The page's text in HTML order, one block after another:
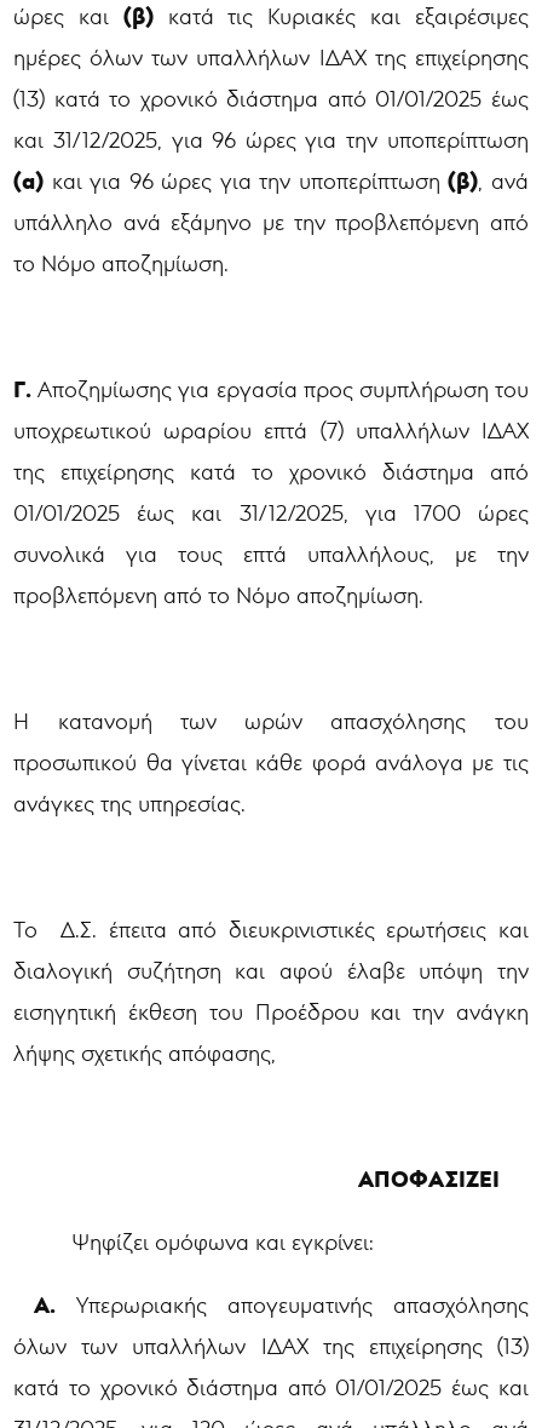
ώρες και (β)κατά τις Κυριακές και εξαιρέσιμες
ημέρες όλων των υπαλλήλων ΙΔΑΧ της επιχείρησης
(13) κατά το χρονικό διάστημα από 01/01/2025 έως
και 31/12/2025, για 96 ώρες για την υποπερίπτωση
(α) και για 96 ώρες για την υποπερίπτωση(β) , ανά
υπάλληλο ανά εξάμηνο με την προβλεπόμενη από
το Νόμο αποζημίωση.
Γ. Αποζημίωσης για εργασία προς συμπλήρωση του
υποχρεωτικού ωραρίου επτά (7) υπαλλήλων ΙΔΑΧ
της επιχείρησης κατά το χρονικό διάστημα από
01/01/2025 έως και 31/12/2025, για 1700 ώρες
συνολικά για τους επτά υπαλλήλους, με την
προβλεπόμενη από το Νόμο αποζημίωση.
Η κατανομή των ωρών απασχόλησης του
προσωπικού θα γίνεται κάθε φορά ανάλογα με τις
ανάγκες της υπηρεσίας.
Το Δ.Σ. έπειτα από διευκρινιστικές ερωτήσεις και
διαλογική συζήτηση και αφού έλαβε υπόψη την
εισηγητική έκθεση του Προέδρου και την ανάγκη
λήψης σχετικής απόφασης,
ΑΠΟΦΑΣΙΖΕΙ
Ψηφίζει ομόφωνα και εγκρίνει:
Α. Υπερωριακής απογευματινής απασχόλησης
όλων των υπαλλήλων ΙΔΑΧ της επιχείρησης (13)
κατά το χρονικό διάστημα από 01/01/2025 έως και